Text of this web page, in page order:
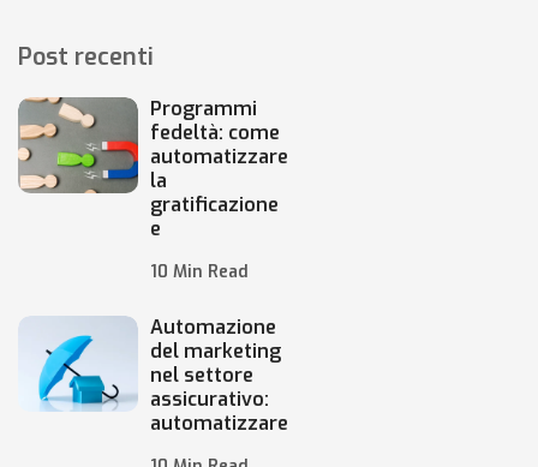
Post recenti
Programmi
fedeltà: come
automatizzare
la
gratificazione
e
10 Min Read
Automazione
del marketing
nel settore
assicurativo:
automatizzare